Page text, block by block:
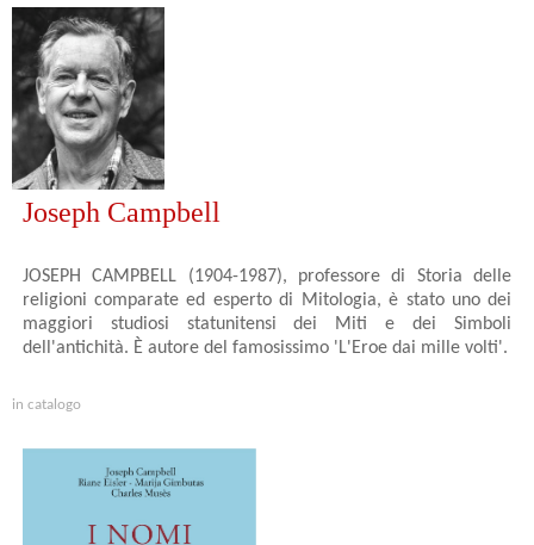
Joseph Campbell
JOSEPH CAMPBELL (1904-1987), professore di Storia delle
religioni comparate ed esperto di Mitologia, è stato uno dei
maggiori studiosi statunitensi dei Miti e dei Simboli
dell'antichità. È autore del famosissimo 'L'Eroe dai mille volti'.
in catalogo